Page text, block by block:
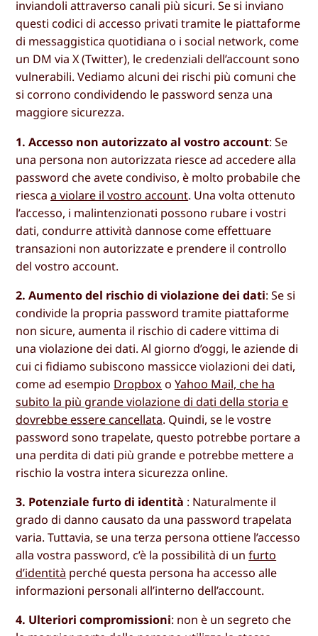
inviandoli attraverso canali più sicuri. Se si inviano
questi codici di accesso privati tramite le piattaforme
di messaggistica quotidiana o i social network, come
un DM via X (Twitter), le credenziali dell’account sono
vulnerabili. Vediamo alcuni dei rischi più comuni che
si corrono condividendo le password senza una
maggiore sicurezza.
1. Accesso non autorizzato al vostro account: Se
una persona non autorizzata riesce ad accedere alla
password che avete condiviso, è molto probabile che
riescaa violare il vostro account. Una volta ottenuto
l’accesso, i malintenzionati possono rubare i vostri
dati, condurre attività dannose come effettuare
transazioni non autorizzate e prendere il controllo
del vostro account.
2. Aumento del rischio di violazione dei dati: Se si
condivide la propria password tramite piattaforme
non sicure, aumenta il rischio di cadere vittima di
una violazione dei dati. Al giorno d’oggi, le aziende di
cui ci fidiamo subiscono massicce violazioni dei dati,
come ad esempio Dropbox oYahoo Mail, che ha
subito la più grande violazione di dati della storia e
dovrebbe essere cancellata. Quindi, se le vostre
password sono trapelate, questo potrebbe portare a
una perdita di dati più grande e potrebbe mettere a
rischio la vostra intera sicurezza online.
3. Potenziale furto di identità : Naturalmente il
grado di danno causato da una password trapelata
varia. Tuttavia, se una terza persona ottiene l’accesso
alla vostra password, c’è la possibilità di unfurto
d’identità perché questa persona ha accesso alle
informazioni personali all’interno dell’account.
4. Ulteriori compromissioni: non è un segreto che